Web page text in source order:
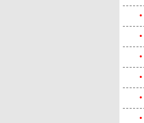
•
•
•
•
•
•